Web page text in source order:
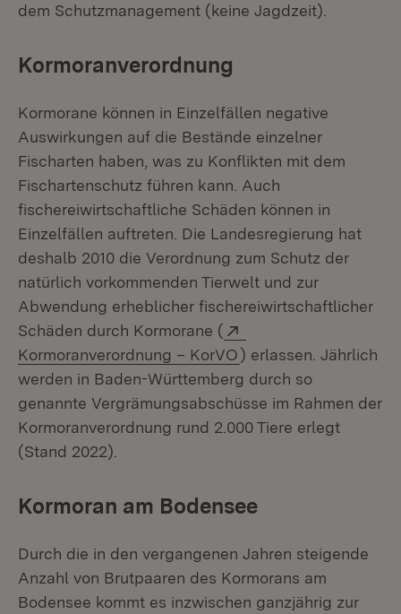
dem Schutzmanagement (keine Jagdzeit).
Kormoranverordnung
Kormorane können in Einzelfällen negative
Auswirkungen auf die Bestände einzelner
Fischarten haben, was zu Konflikten mit dem
Fischartenschutz führen kann. Auch
fischereiwirtschaftliche Schäden können in
Einzelfällen auftreten. Die Landesregierung hat
deshalb 2010 die Verordnung zum Schutz der
natürlich vorkommenden Tierwelt und zur
Abwendung erheblicher fischereiwirtschaftlicher
Schäden durch Kormorane (
Kormoranverordnung – KorVO(Öffnet in neuem
) erlassen. Jährlich
werden in Baden-Württemberg durch so
genannte Vergrämungsabschüsse im Rahmen der
Kormoranverordnung rund 2.000 Tiere erlegt
(Stand 2022).
Kormoran am Bodensee
Durch die in den vergangenen Jahren steigende
Anzahl von Brutpaaren des Kormorans am
Bodensee kommt es inzwischen ganzjährig zur